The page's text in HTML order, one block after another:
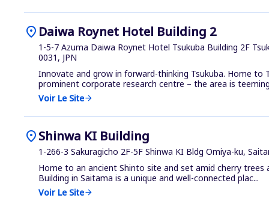
location_on Daiwa Roynet Hotel Building 2
1-5-7 Azuma Daiwa Roynet Hotel Tsukuba Building 2F
0031, JPN
Innovate and grow in forward-thinking Tsukuba. Home to
prominent corporate research centre – the area is
Voir Le Sitearrow_forward
location_onShinwa KI Building
1-266-3 Sakuragicho 2F-5F Shinwa KI Bldg Omiya-ku,
Home to an ancient Shinto site and set amid cherry trees
Building in Saitama is a unique and well-connected plac...
Voir Le Sitearrow_forward